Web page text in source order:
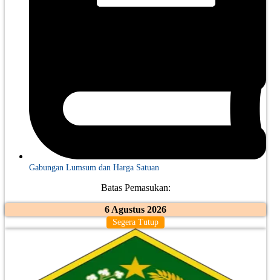
Gabungan Lumsum dan Harga Satuan
Batas Pemasukan:
6 Agustus 2026
Segera Tutup